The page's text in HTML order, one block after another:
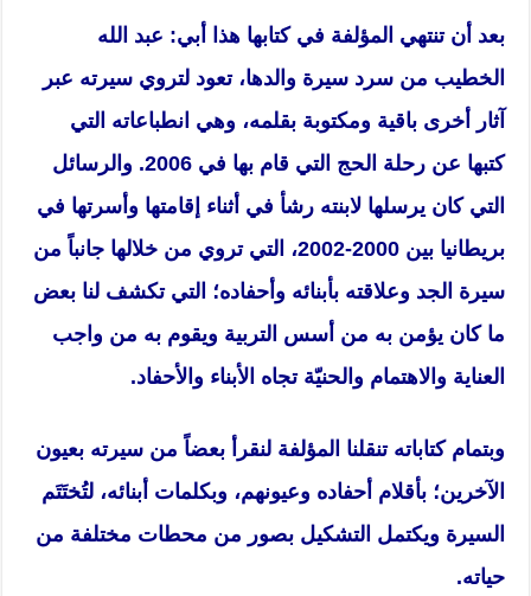
بعد أن تنتهي المؤلفة في كتابها هذا أبي: عبد الله
الخطيب من سرد سيرة والدها، تعود لتروي سيرته عبر
آثار أخرى باقية ومكتوبة بقلمه، وهي انطباعاته التي
كتبها عن رحلة الحج التي قام بها في 2006. والرسائل
التي كان يرسلها لابنته رشأ في أثناء إقامتها وأسرتها في
بريطانيا بين 2000-2002، التي تروي من خلالها جانباً من
سيرة الجد وعلاقته بأبنائه وأحفاده؛ التي تكشف لنا بعض
ما كان يؤمن به من أسس التربية ويقوم به من واجب
العناية والاهتمام والحنيّة تجاه الأبناء والأحفاد.
وبتمام كتاباته تنقلنا المؤلفة لنقرأ بعضاً من سيرته بعيون
الآخرين؛ بأقلام أحفاده وعيونهم، وبكلمات أبنائه، لتُختَتَم
السيرة ويكتمل التشكيل بصور من محطات مختلفة من
حياته.